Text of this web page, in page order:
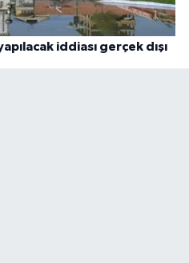
iddiası gerçek dışı